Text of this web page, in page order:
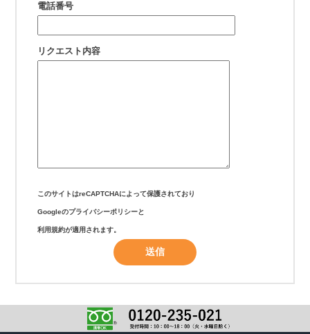
電話番号
リクエスト内容
このサイトはreCAPTCHAによって保護されており
Googleのプライバシーポリシーと
利用規約が適用されます。